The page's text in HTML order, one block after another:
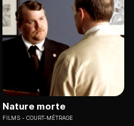
Nature morte
FILMS COURT-MÉTRAGE